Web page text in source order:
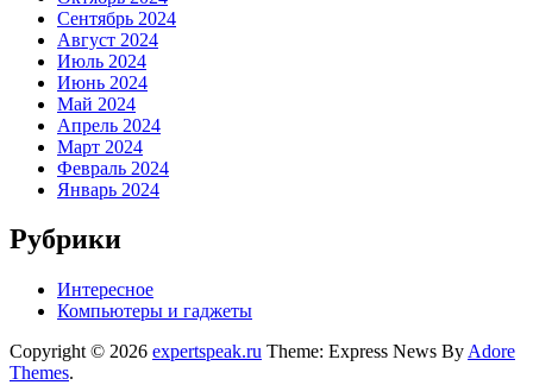
Сентябрь 2024
Август 2024
Июль 2024
Июнь 2024
Май 2024
Апрель 2024
Март 2024
Февраль 2024
Январь 2024
Рубрики
Интересное
Компьютеры и гаджеты
Copyright © 2026 expertspeak.ru Theme: Express News By Adore
Themes.